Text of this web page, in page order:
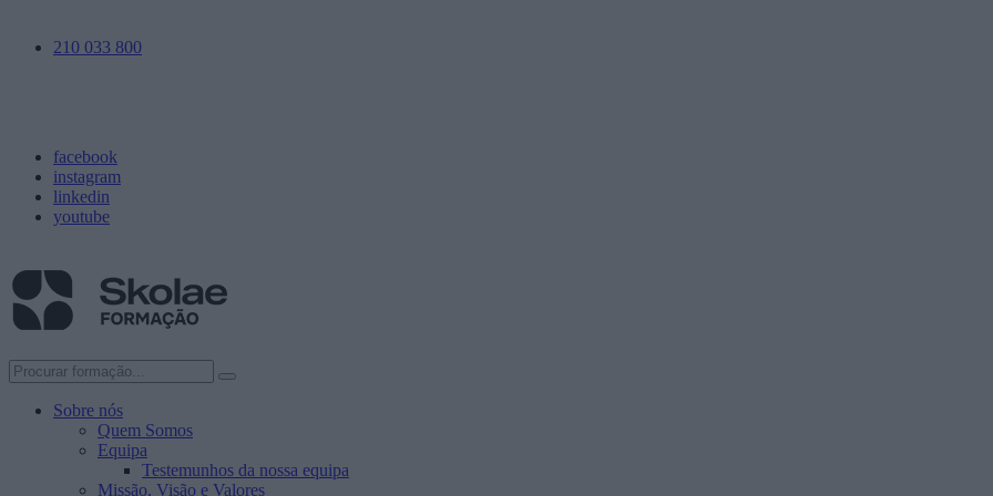
210 033 800
facebook
instagram
linkedin
youtube
Sobre nós
Quem Somos
Equipa
Testemunhos da nossa equipa
Missão, Visão e Valores